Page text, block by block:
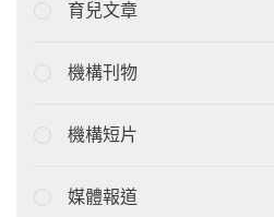
育兒文章
機構刊物
機構短片
媒體報道